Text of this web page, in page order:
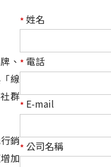
、
線
群
銷
加
*姓名
* 電話
* E-mail
* 公司名稱